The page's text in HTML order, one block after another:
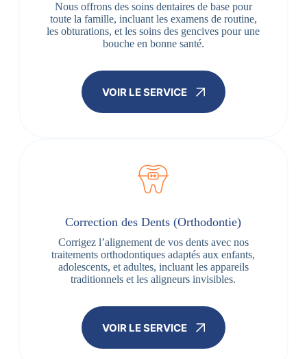
Nous offrons des soins dentaires de base pour
toute la famille, incluant les examens de routine,
les obturations, et les soins des gencives pour une
bouche en bonne santé.
VOIR LE SERVICE
Correction des Dents (Orthodontie)
Corrigez l’alignement de vos dents avec nos
traitements orthodontiques adaptés aux enfants,
adolescents, et adultes, incluant les appareils
traditionnels et les aligneurs invisibles.
VOIR LE SERVICE